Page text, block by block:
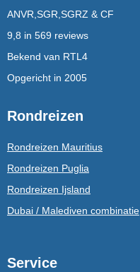
ANVR,SGR,SGRZ & CF
9,8 in 569 reviews
Bekend van RTL4
Opgericht in 2005
Rondreizen
Rondreizen Mauritius
Rondreizen Puglia
Rondreizen Ijsland
Dubai / Malediven combinatie
Service